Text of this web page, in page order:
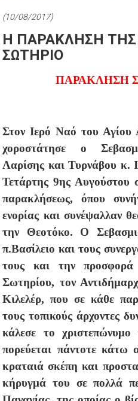
(10/08/2017)
Η ΠΑΡΑΚΛΗΣΗ ΤΗΣ
ΣΩΤΗΡΙΟ
ΠΑΡΑΚΛΗΣΗ
Στον Ιερό Ναό του Αγίου
χοροστάτησε ο
Λαρίσης και Τυρνάβου κ.
Τετάρτης 9ης Αυγούστου
παρακλήσεως, όπου
ενορίας και συνέψαλλαν
την Θεοτόκο. Ο
π.Βασίλειο και τους
τους και την
Σωτηρίου, τον
Κιλελέρ, που σε κάθε
τους τοπικούς άρχοντες
κάλεσε το
πορεύεται πάντοτε κάτω
κραταιά σκέπη και
κήρυγμά του σε πολλά